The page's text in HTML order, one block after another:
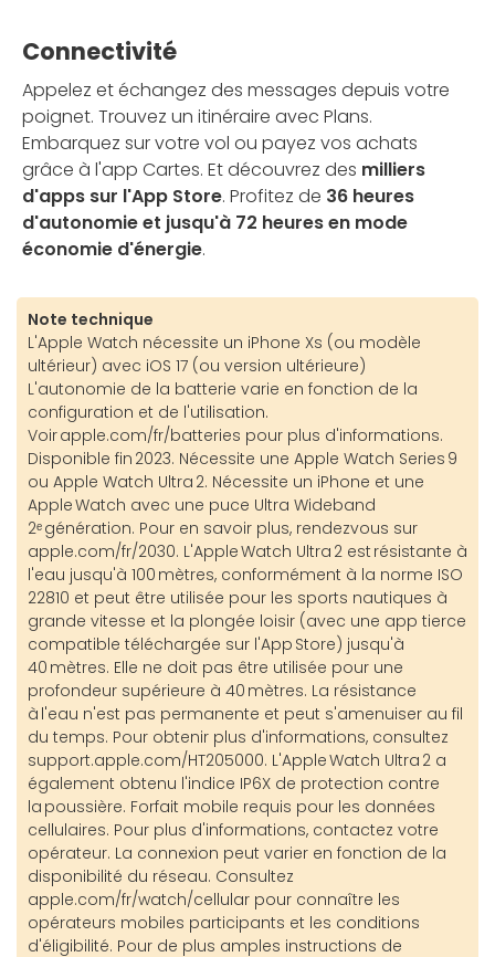
Connectivité
Appelez et échangez des messages depuis votre
poignet. Trouvez un itinéraire avec Plans.
Embarquez sur votre vol ou payez vos achats
grâce à l'app Cartes. Et découvrez des milliers
d'apps sur l'App Store. Profitez de 36 heures
d'autonomie et jusqu'à 72 heures en mode
économie d'énergie.
Note technique
L'Apple Watch nécessite un iPhone Xs (ou modèle
ultérieur) avec iOS 17 (ou version ultérieure)
L'autonomie de la batterie varie en fonction de la
configuration et de l'utilisation.
Voir apple.com/fr/batteries pour plus d'informations.
Disponible fin 2023. Nécessite une Apple Watch Series 9
ou Apple Watch Ultra 2. Nécessite un iPhone et une
Apple Watch avec une puce Ultra Wideband
2ᵉ génération. Pour en savoir plus, rendezvous sur
apple.com/fr/2030. L'Apple Watch Ultra 2 est résistante à
l'eau jusqu'à 100 mètres, conformément à la norme ISO
22810 et peut être utilisée pour les sports nautiques à
grande vitesse et la plongée loisir (avec une app tierce
compatible téléchargée sur l'App Store) jusqu'à
40 mètres. Elle ne doit pas être utilisée pour une
profondeur supérieure à 40 mètres. La résistance
à l'eau n'est pas permanente et peut s'amenuiser au fil
du temps. Pour obtenir plus d'informations, consultez
support.apple.com/HT205000. L'Apple Watch Ultra 2 a
également obtenu l'indice IP6X de protection contre
la poussière. Forfait mobile requis pour les données
cellulaires. Pour plus d'informations, contactez votre
opérateur. La connexion peut varier en fonction de la
disponibilité du réseau. Consultez
apple.com/fr/watch/cellular pour connaître les
opérateurs mobiles participants et les conditions
d'éligibilité. Pour de plus amples instructions de